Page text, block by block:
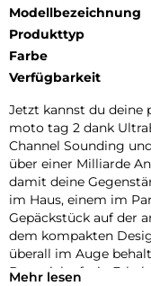
Modellbezeichnung
Produkttyp
Farbe
Verfügbarkeit
Jetzt kannst du deine
moto tag 2 dank
Channel Sounding
über einer Milliarde
damit deine
im Haus, einem im
Gepäckstück auf der
dem kompakten
überall im Auge
Batterielaufzeit.
Mehr lesen